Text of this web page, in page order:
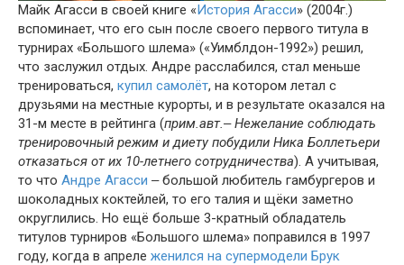
Майк Агасси в своей книге «История Агасси» (2004г.)
вспоминает, что его сын после своего первого титула в
турнирах «Большого шлема» («Уимблдон-1992») решил,
что заслужил отдых. Андре расслабился, стал меньше
тренироваться, купил самолёт, на котором летал с
друзьями на местные курорты, и в результате оказался на
31-м месте в рейтинга (прим.авт.‒ Нежелание соблюдать
тренировочный режим и диету побудили Ника Боллетьери
отказаться от их 10-летнего сотрудничества). А учитывая,
то что Андре Агасси ‒ большой любитель гамбургеров и
шоколадных коктейлей, то его талия и щёки заметно
округлились. Но ещё больше 3-кратный обладатель
титулов турниров «Большого шлема» поправился в 1997
году, когда в апреле женился на супермодели Брук